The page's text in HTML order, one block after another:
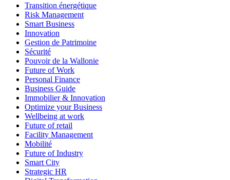
Transition énergétique
Risk Management
Smart Business
Innovation
Gestion de Patrimoine
Sécurité
Pouvoir de la Wallonie
Future of Work
Personal Finance
Business Guide
Immobilier & Innovation
Optimize your Business
Wellbeing at work
Future of retail
Facility Management
Mobilité
Future of Industry
Smart City
Strategic HR